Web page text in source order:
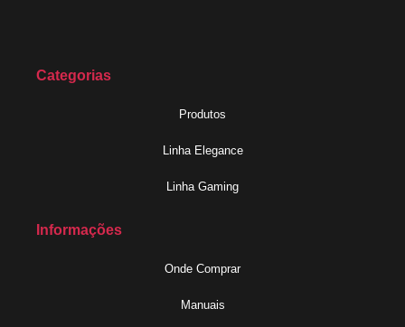
Categorias
Produtos
Linha Elegance
Linha Gaming
Informações
Onde Comprar
Manuais